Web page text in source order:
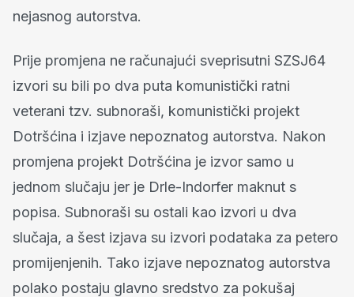
nejasnog autorstva.
Prije promjena ne računajući sveprisutni SZSJ64
izvori su bili po dva puta komunistički ratni
veterani tzv. subnoraši, komunistički projekt
Dotršćina i izjave nepoznatog autorstva. Nakon
promjena projekt Dotršćina je izvor samo u
jednom slučaju jer je Drle-Indorfer maknut s
popisa. Subnoraši su ostali kao izvori u dva
slučaja, a šest izjava su izvori podataka za petero
promijenjenih. Tako izjave nepoznatog autorstva
polako postaju glavno sredstvo za pokušaj